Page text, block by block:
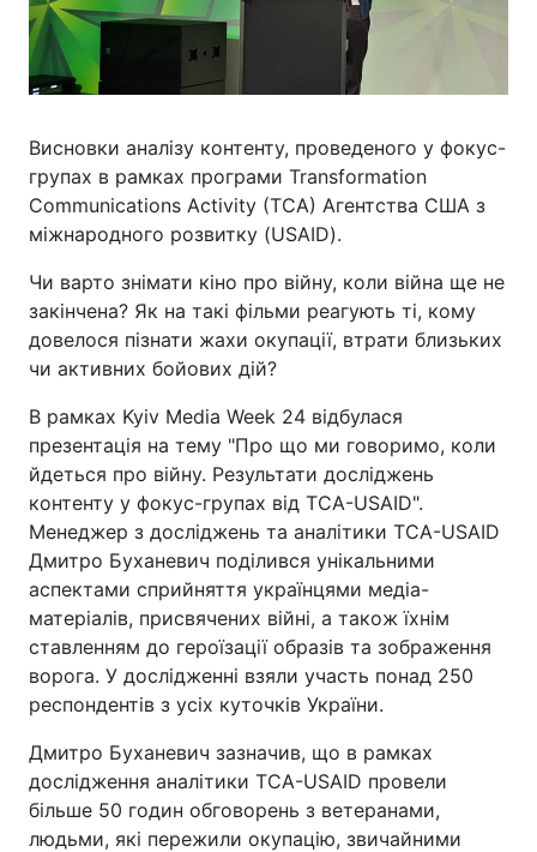
Висновки аналізу контенту, проведеного у фокус-
групах в рамках програми Transformation
Communications Activity (TCA) Агентства США з
міжнародного розвитку (USAID).
Чи варто знімати кіно про війну, коли війна ще не
закінчена? Як на такі фільми реагують ті, кому
довелося пізнати жахи окупації, втрати близьких
чи активних бойових дій?
В рамках Kyiv Media Week 24 відбулася
презентація на тему "Про що ми говоримо, коли
йдеться про війну. Результати досліджень
контенту у фокус-групах від ТСА-USAID".
Менеджер з досліджень та аналітики ТСА-USAID
Дмитро Буханевич поділився унікальними
аспектами сприйняття українцями медіа-
матеріалів, присвячених війні, а також їхнім
ставленням до героїзації образів та зображення
ворога. У дослідженні взяли участь понад 250
респондентів з усіх куточків України.
Дмитро Буханевич зазначив, що в рамках
дослідження аналітики ТСА-USAID провели
більше 50 годин обговорень з ветеранами,
людьми, які пережили окупацію, звичайними